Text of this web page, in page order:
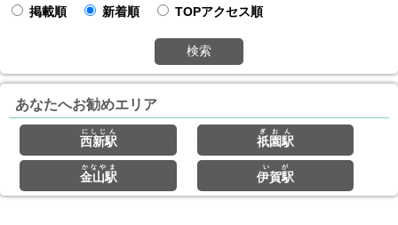
掲載順
新着順 TOPアクセス順
検索
あなたへお勧めエリア
西新駅
にしじん
祇園駅
ぎおん
金山駅
かなやま
伊賀駅
いが